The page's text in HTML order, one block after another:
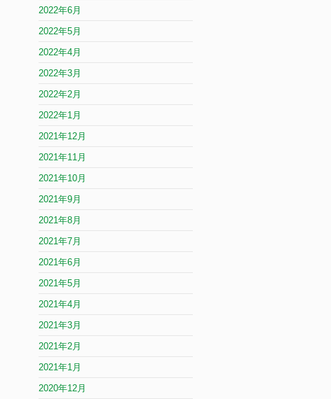
2022年6月
2022年5月
2022年4月
2022年3月
2022年2月
2022年1月
2021年12月
2021年11月
2021年10月
2021年9月
2021年8月
2021年7月
2021年6月
2021年5月
2021年4月
2021年3月
2021年2月
2021年1月
2020年12月